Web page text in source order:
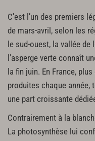
C'est l’un des premiers
de mars-avril, selon les
le sud-ouest, la vallée
l'asperge verte connaît
la fin juin. En France,
produites chaque année,
une part croissante
Contrairement à la
La photosynthèse lui